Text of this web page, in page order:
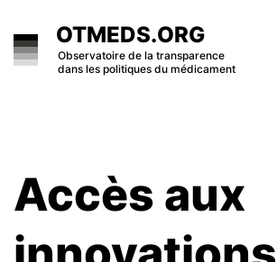
to
content
OTMEDS.ORG
Observatoire de la transparence
dans les politiques du médicament
Accès aux